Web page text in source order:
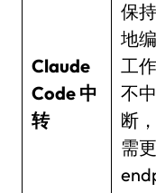
Claude
Code 中
转
保
地
工
不中
断
需